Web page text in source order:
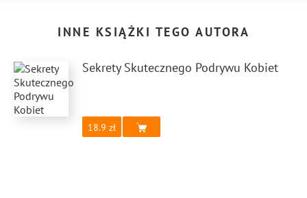
INNE KSIĄŻKI TEGO AUTORA
Sekrety Skutecznego Podrywu Kobiet
18.9